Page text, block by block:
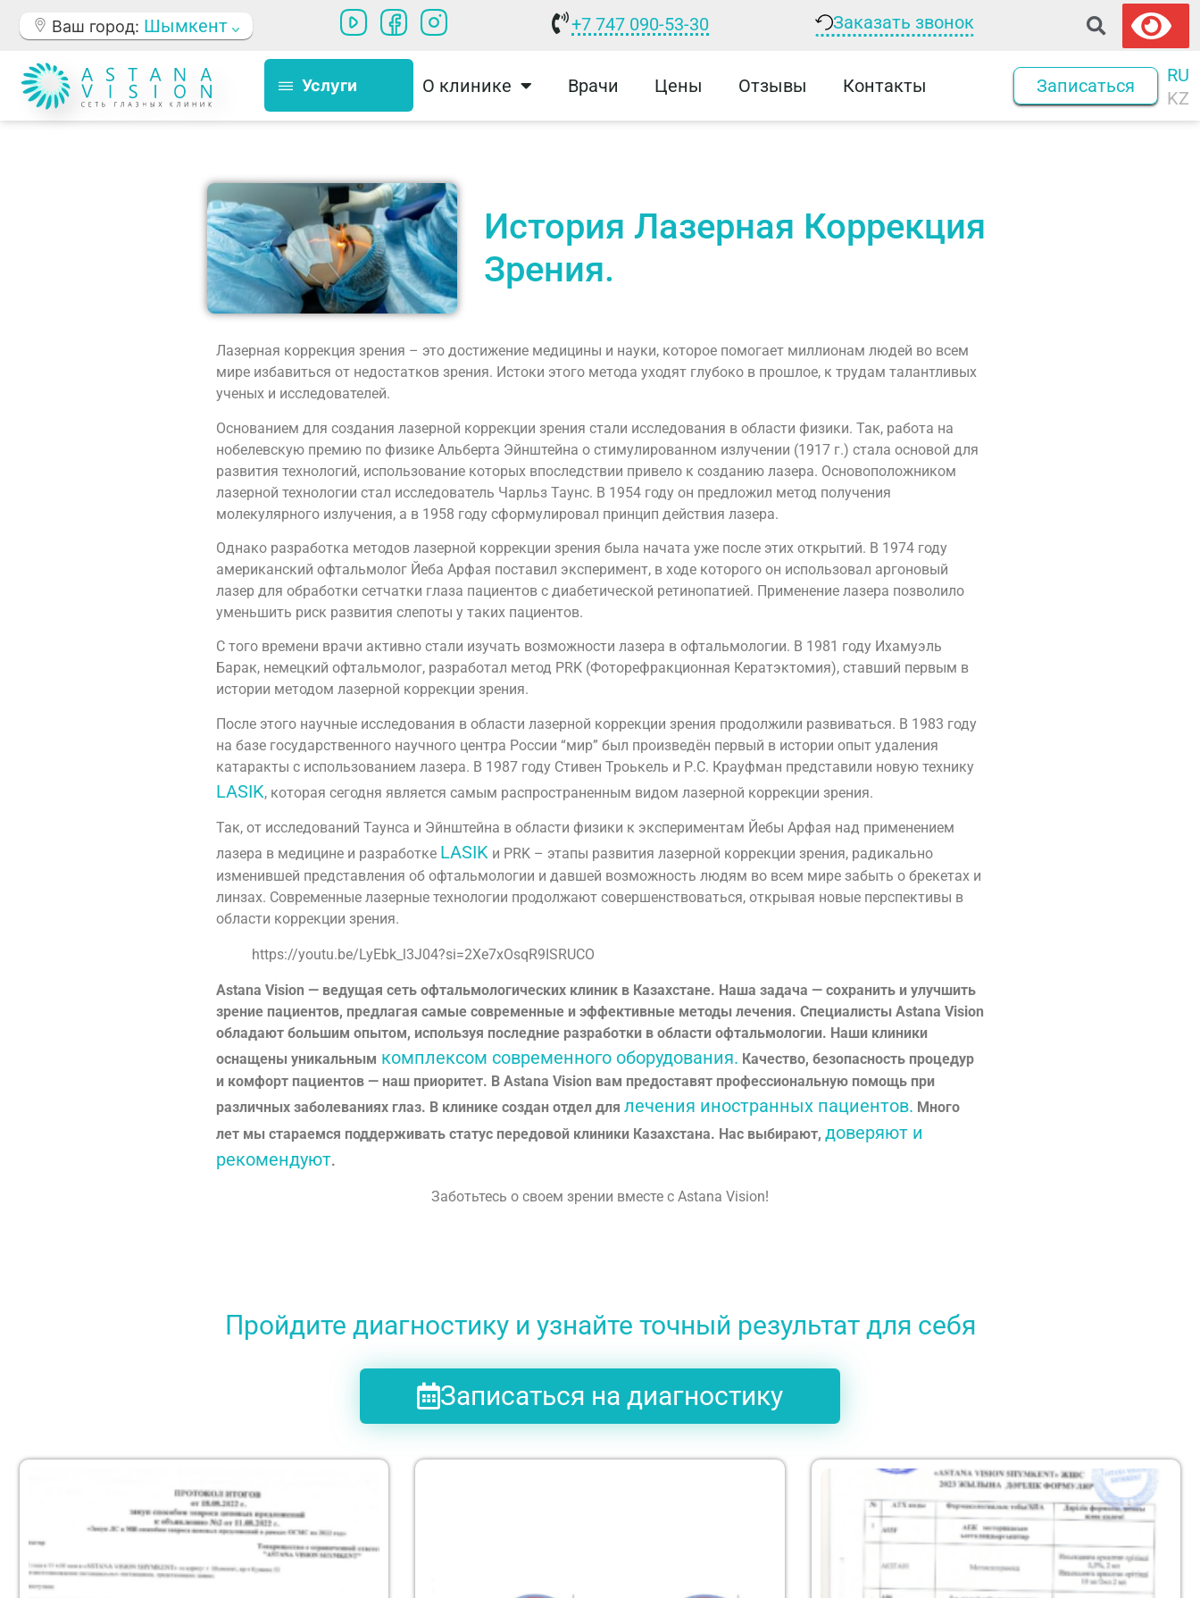
Ваш город: Шымкент +7 747 090-53-30 Заказать звонок
Услуги О клинике Врачи Цены Отзывы Контакты Записаться
RU
KZ
История Лазерная Коррекция
Зрения.
Лазерная коррекция зрения – это достижение медицины и науки, которое помогает миллионам людей во всем
мире избавиться от недостатков зрения. Истоки этого метода уходят глубоко в прошлое, к трудам талантливых
ученых и исследователей.
Основанием для создания лазерной коррекции зрения стали исследования в области физики. Так, работа на
нобелевскую премию по физике Альберта Эйнштейна о стимулированном излучении (1917 г.) стала основой для
развития технологий, использование которых впоследствии привело к созданию лазера. Основоположником
лазерной технологии стал исследователь Чарльз Таунс. В 1954 году он предложил метод получения
молекулярного излучения, а в 1958 году сформулировал принцип действия лазера.
Однако разработка методов лазерной коррекции зрения была начата уже после этих открытий. В 1974 году
американский офтальмолог Йеба Арфая поставил эксперимент, в ходе которого он использовал аргоновый
лазер для обработки сетчатки глаза пациентов с диабетической ретинопатией. Применение лазера позволило
уменьшить риск развития слепоты у таких пациентов.
С того времени врачи активно стали изучать возможности лазера в офтальмологии. В 1981 году Ихамуэль
Барак, немецкий офтальмолог, разработал метод PRK (Фоторефракционная Кератэктомия), ставший первым в
истории методом лазерной коррекции зрения.
После этого научные исследования в области лазерной коррекции зрения продолжили развиваться. В 1983 году
на базе государственного научного центра России “мир” был произведён первый в истории опыт удаления
катаракты с использованием лазера. В 1987 году Стивен Троькель и Р.С. Крауфман представили новую технику
LASIK, которая сегодня является самым распространенным видом лазерной коррекции зрения.
Так, от исследований Таунса и Эйнштейна в области физики к экспериментам Йебы Арфая над применением
лазера в медицине и разработке LASIK и PRK – этапы развития лазерной коррекции зрения, радикально
изменившей представления об офтальмологии и давшей возможность людям во всем мире забыть о брекетах и
линзах. Современные лазерные технологии продолжают совершенствоваться, открывая новые перспективы в
области коррекции зрения.
https://youtu.be/LyEbk_l3J04?si=2Xe7xOsqR9ISRUCO
Astana Vision — ведущая сеть офтальмологических клиник в Казахстане. Наша задача — сохранить и улучшить
зрение пациентов, предлагая самые современные и эффективные методы лечения. Специалисты Astana Vision
обладают большим опытом, используя последние разработки в области офтальмологии. Наши клиники
оснащены уникальным комплексом современного оборудования. Качество, безопасность процедур
и комфорт пациентов — наш приоритет. В Astana Vision вам предоставят профессиональную помощь при
различных заболеваниях глаз. В клинике создан отдел для лечения иностранных пациентов. Много
лет мы стараемся поддерживать статус передовой клиники Казахстана. Нас выбирают, доверяют и
рекомендуют.
Заботьтесь о своем зрении вместе с Astana Vision!
Пройдите диагностику и узнайте точный результат для себя
Записаться на диагностику